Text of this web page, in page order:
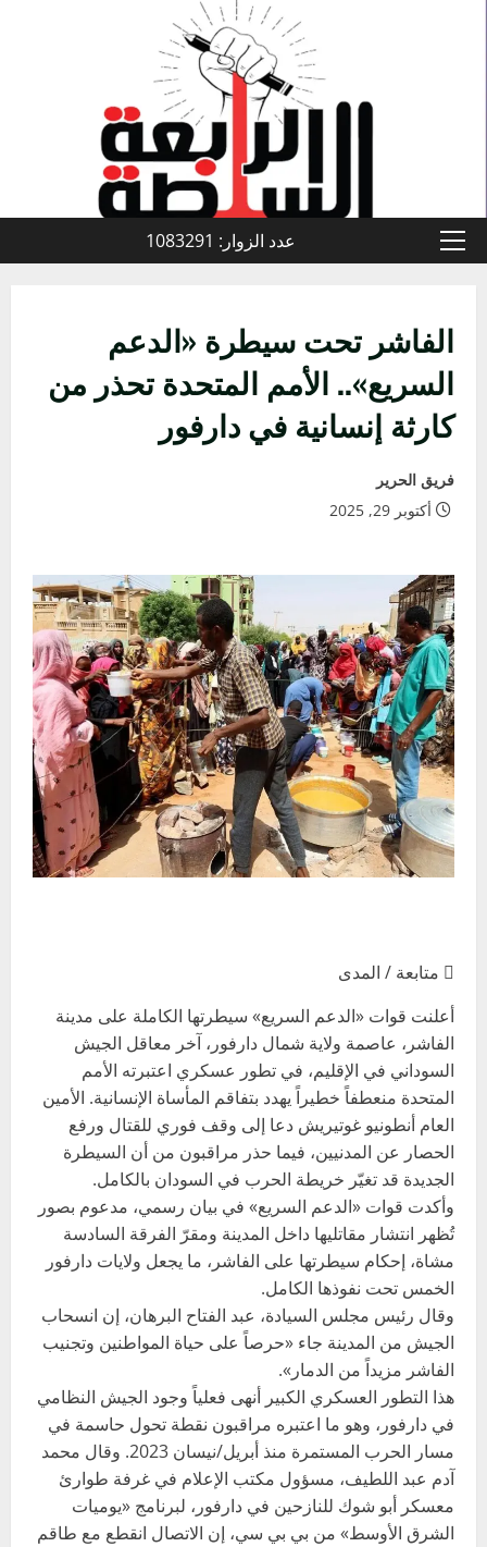
القائمة
عدد الزوار: 1083291
الفاشر تحت سيطرة «الدعم
السريع».. الأمم المتحدة تحذر من
كارثة إنسانية في دارفور
فريق الحرير
أكتوبر 29, 2025
 متابعة / المدى
أعلنت قوات «الدعم السريع» سيطرتها الكاملة على مدينة
الفاشر، عاصمة ولاية شمال دارفور، آخر معاقل الجيش
السوداني في الإقليم، في تطور عسكري اعتبرته الأمم
المتحدة منعطفاً خطيراً يهدد بتفاقم المأساة الإنسانية. الأمين
العام أنطونيو غوتيريش دعا إلى وقف فوري للقتال ورفع
الحصار عن المدنيين، فيما حذر مراقبون من أن السيطرة
الجديدة قد تغيّر خريطة الحرب في السودان بالكامل.
وأكدت قوات «الدعم السريع» في بيان رسمي، مدعوم بصور
تُظهر انتشار مقاتليها داخل المدينة ومقرّ الفرقة السادسة
مشاة، إحكام سيطرتها على الفاشر، ما يجعل ولايات دارفور
الخمس تحت نفوذها الكامل.
وقال رئيس مجلس السيادة، عبد الفتاح البرهان، إن انسحاب
الجيش من المدينة جاء «حرصاً على حياة المواطنين وتجنيب
الفاشر مزيداً من الدمار».
هذا التطور العسكري الكبير أنهى فعلياً وجود الجيش النظامي
في دارفور، وهو ما اعتبره مراقبون نقطة تحول حاسمة في
مسار الحرب المستمرة منذ أبريل/نيسان 2023. وقال محمد
آدم عبد اللطيف، مسؤول مكتب الإعلام في غرفة طوارئ
معسكر أبو شوك للنازحين في دارفور، لبرنامج «يوميات
الشرق الأوسط» من بي بي سي، إن الاتصال انقطع مع طاقم